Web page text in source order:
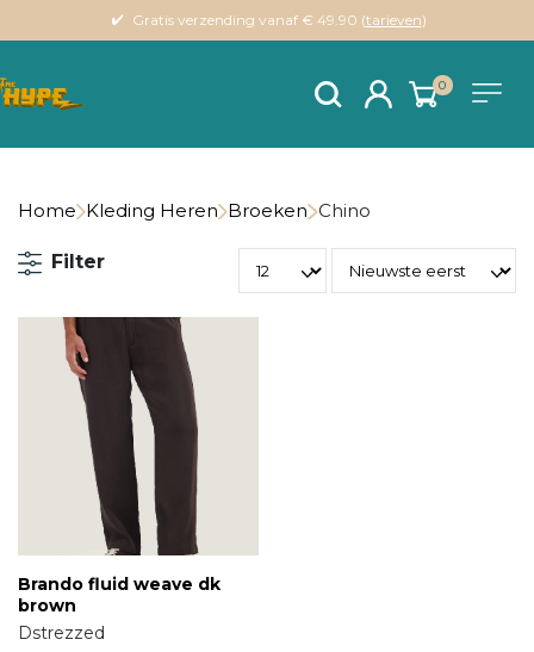
Gratis verzending vanaf € 49.90 (tarieven)
0
Home Kleding Heren Broeken Chino
Filter
Brando fluid weave dk
brown
Dstrezzed